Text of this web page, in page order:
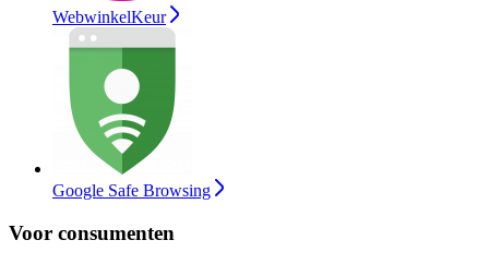
WebwinkelKeur
Google Safe Browsing
Voor consumenten